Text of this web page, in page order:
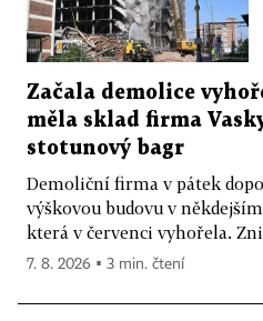
Začala demolice
měla sklad firma
stotunový bagr
Demoliční firma v pátek
výškovou budovu v
která v červenci vyhořela.
7. 8. 2026 ▪ 3 min. čtení